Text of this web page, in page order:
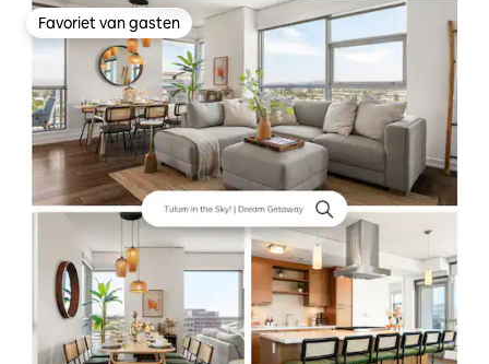
Favoriet van gasten
Favoriet van gasten